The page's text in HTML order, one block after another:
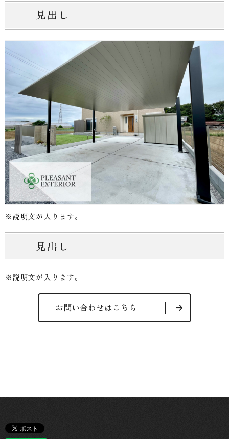
見出し
※説明文が入ります。
見出し
※説明文が入ります。
お問い合わせはこちら